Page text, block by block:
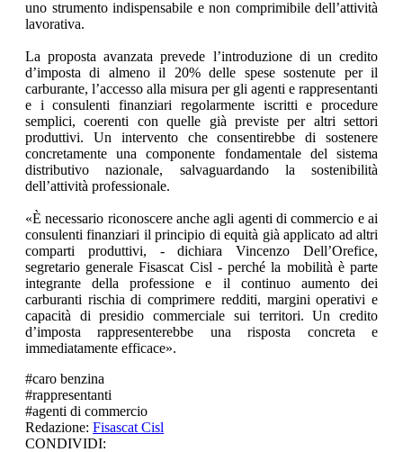
uno strumento indispensabile e non comprimibile dell’attività
lavorativa.
La proposta avanzata prevede l’introduzione di un credito
d’imposta di almeno il 20% delle spese sostenute per il
carburante, l’accesso alla misura per gli agenti e rappresentanti
e i consulenti finanziari regolarmente iscritti e procedure
semplici, coerenti con quelle già previste per altri settori
produttivi. Un intervento che consentirebbe di sostenere
concretamente una componente fondamentale del sistema
distributivo nazionale, salvaguardando la sostenibilità
dell’attività professionale.
«È necessario riconoscere anche agli agenti di commercio e ai
consulenti finanziari il principio di equità già applicato ad altri
comparti produttivi, - dichiara Vincenzo Dell’Orefice,
segretario generale Fisascat Cisl - perché la mobilità è parte
integrante della professione e il continuo aumento dei
carburanti rischia di comprimere redditi, margini operativi e
capacità di presidio commerciale sui territori. Un credito
d’imposta rappresenterebbe una risposta concreta e
immediatamente efficace».
#caro benzina
#rappresentanti
#agenti di commercio
Redazione: Fisascat Cisl
CONDIVIDI: